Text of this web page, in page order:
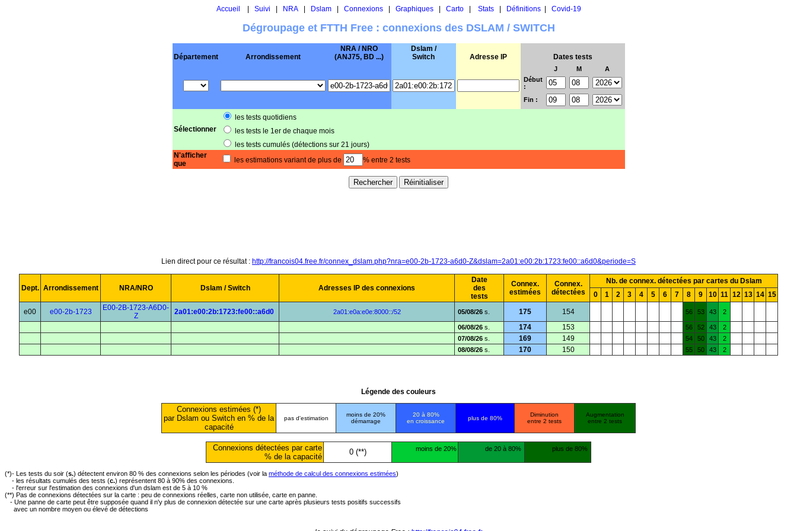
Accueil Suivi NRA| Dslam| Connexions| Graphiques| Carto| Stats| Définitions| Covid-19
Dégroupage et FTTH Free : connexions des DSLAM / SWITCH
Département Arrondissement
NRA / NRO
(ANJ75, BD ...)
Dslam /
Switch
Adresse IP Dates tests
J M
A
Début
:
Fin :
Sélectionner
les tests quotidiens
les tests le 1er de chaque mois
les tests cumulés (détections sur 21 jours)
N'afficher
que
les estimations variant de plus de % entre 2 tests
Lien direct pour ce résultat : http://francois04.free.fr/connex_dslam.php?nra=e00-2b-1723-a6d0-Z&dslam=2a01:e00:2b:1723:fe00::a6d0&periode=S
Dept. Arrondissement NRA/NRO Dslam / Switch Adresses IP des connexions
Date
des
tests
Connex.
estimées
Connex.
détectées
Nb. de connex. détectées par cartes du Dslam
0
1 2 3 4 5 6 7 8 9 10 11 12 13 14 15
e00 e00-2b-1723
E00-2B-1723-A6D0-
Z
2a01:e00:2b:1723:fe00::a6d0 2a01:e0a:e0e:8000::/52 05/08/26 s. 175 154 56 53 43 2
06/08/26 s. 174 153 56 52 43
2
07/08/26 s. 169 149 54 50 43
2
08/08/26 s. 170 150 55 50 43 2
Légende des couleurs
Connexions estimées (*)
par Dslam ou Switch en % de la
capacité
pas d'estimation
moins de 20%
démarrage
20 à 80%
en croissance
plus de 80%
Diminution
entre 2 tests
Augmentation
entre 2 tests
Connexions détectées par carte
% de la capacité
0 (**) moins de 20% de 20 à 80% plus de 80%
(*)- Les tests du soir (s.) détectent environ 80 % des connexions selon les périodes (voir la méthode de calcul des connexions estimées)
- les résultats cumulés des tests (c.) représentent 80 à 90% des connexions.
- l'erreur sur l'estimation des connexions d'un dslam est de 5 à 10 %
(**) Pas de connexions détectées sur la carte : peu de connexions réelles, carte non utilisée, carte en panne.
- Une panne de carte peut être supposée quand il n'y plus de connexion détectée sur une carte après plusieurs tests positifs successifs
avec un nombre moyen ou élevé de détections